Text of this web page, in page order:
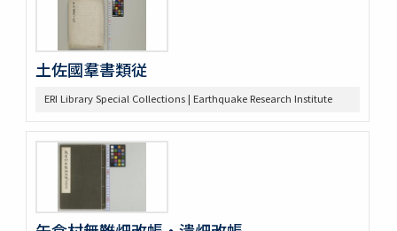
土佐國羣書類従
ERI Library Special Collections | Earthquake Research Institute